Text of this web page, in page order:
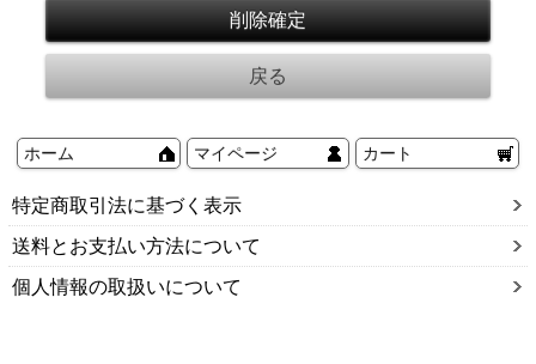
ホーム マイページ カート
特定商取引法に基づく表示
送料とお支払い方法について
個人情報の取扱いについて